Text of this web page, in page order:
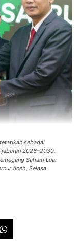
sebagai
jabatan 2026–2030.
Saham Luar
Aceh, Selasa